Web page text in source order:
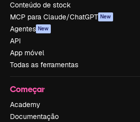
Conteúdo de stock
MCP para Claude/ChatGPT New
Agentes New
API
App móvel
Todas as ferramentas
Começar
Academy
Documentação